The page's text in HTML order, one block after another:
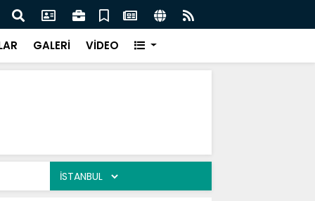
başkanı daha AK Parti'ye katıldı:
GALERİ VİDEO